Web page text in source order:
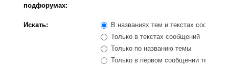
подфорумах:
Искать:
В названиях тем и текстах
Только в текстах сообщений
Только по названию темы
Только в первом сообщении темы